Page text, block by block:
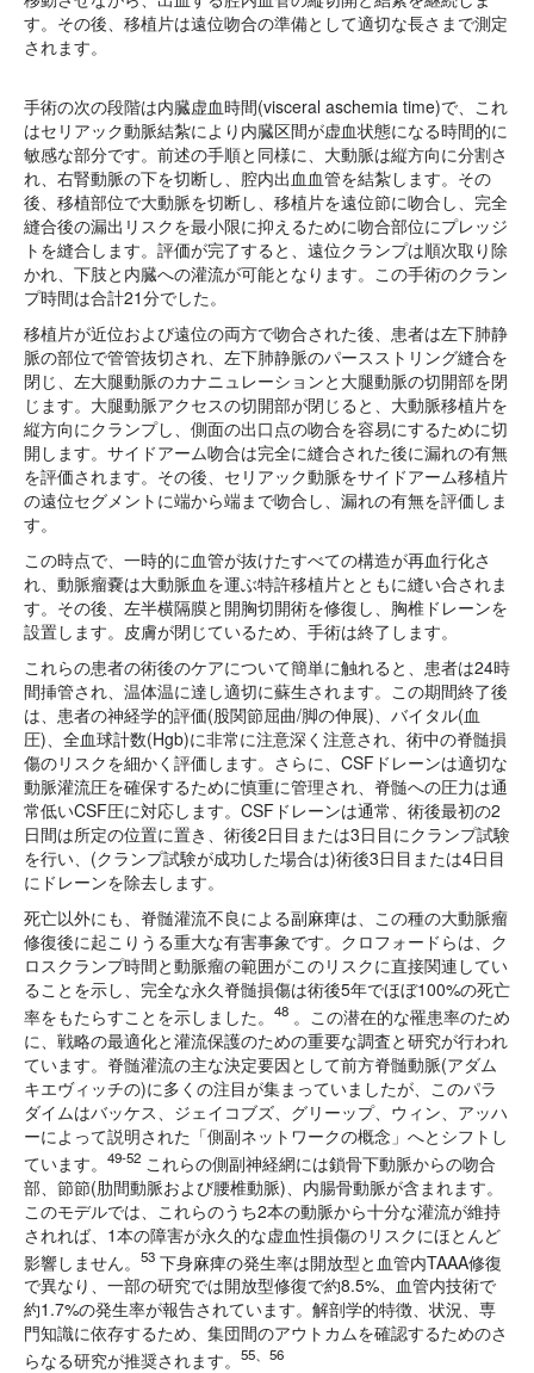
す。その後、移植片は遠位吻合の準備として適切な長さまで測定
されます。
手術の次の段階は内臓虚血時間(visceral aschemia time)で、これ
はセリアック動脈結紮により内臓区間が虚血状態になる時間的に
敏感な部分です。前述の手順と同様に、大動脈は縦方向に分割さ
れ、右腎動脈の下を切断し、腔内出血血管を結紮します。その
後、移植部位で大動脈を切断し、移植片を遠位節に吻合し、完全
縫合後の漏出リスクを最小限に抑えるために吻合部位にプレッジ
トを縫合します。評価が完了すると、遠位クランプは順次取り除
かれ、下肢と内臓への灌流が可能となります。この手術のクラン
プ時間は合計21分でした。
移植片が近位および遠位の両方で吻合された後、患者は左下肺静
脈の部位で管管抜切され、左下肺静脈のパースストリング縫合を
閉じ、左大腿動脈のカナニュレーションと大腿動脈の切開部を閉
じます。大腿動脈アクセスの切開部が閉じると、大動脈移植片を
縦方向にクランプし、側面の出口点の吻合を容易にするために切
開します。サイドアーム吻合は完全に縫合された後に漏れの有無
を評価されます。その後、セリアック動脈をサイドアーム移植片
の遠位セグメントに端から端まで吻合し、漏れの有無を評価しま
す。
この時点で、一時的に血管が抜けたすべての構造が再血行化さ
れ、動脈瘤嚢は大動脈血を運ぶ特許移植片とともに縫い合されま
す。その後、左半横隔膜と開胸切開術を修復し、胸椎ドレーンを
設置します。皮膚が閉じているため、手術は終了します。
これらの患者の術後のケアについて簡単に触れると、患者は24時
間挿管され、温体温に達し適切に蘇生されます。この期間終了後
は、患者の神経学的評価(股関節屈曲/脚の伸展)、バイタル(血
圧)、全血球計数(Hgb)に非常に注意深く注意され、術中の脊髄損
傷のリスクを細かく評価します。さらに、CSFドレーンは適切な
動脈灌流圧を確保するために慎重に管理され、脊髄への圧力は通
常低いCSF圧に対応します。CSFドレーンは通常、術後最初の2
日間は所定の位置に置き、術後2日目または3日目にクランプ試験
を行い、(クランプ試験が成功した場合は)術後3日目または4日目
にドレーンを除去します。
死亡以外にも、脊髄灌流不良による副麻痺は、この種の大動脈瘤
修復後に起こりうる重大な有害事象です。クロフォードらは、ク
ロスクランプ時間と動脈瘤の範囲がこのリスクに直接関連してい
ることを示し、完全な永久脊髄損傷は術後5年でほぼ100%の死亡
率をもたらすことを示しました。
48 。この潜在的な罹患率のため
に、戦略の最適化と灌流保護のための重要な調査と研究が行われ
ています。脊髄灌流の主な決定要因として前方脊髄動脈(アダム
キエヴィッチの)に多くの注目が集まっていましたが、このパラ
ダイムはバッケス、ジェイコブズ、グリーップ、ウィン、アッハ
ーによって説明された「側副ネットワークの概念」へとシフトし
ています。
49-52 これらの側副神経網には鎖骨下動脈からの吻合
部、節節(肋間動脈および腰椎動脈)、内腸骨動脈が含まれます。
このモデルでは、これらのうち2本の動脈から十分な灌流が維持
されれば、1本の障害が永久的な虚血性損傷のリスクにほとんど
影響しません。
53 下身麻痺の発生率は開放型と血管内TAAA修復
で異なり、一部の研究では開放型修復で約8.5%、血管内技術で
約1.7%の発生率が報告されています。解剖学的特徴、状況、専
門知識に依存するため、集団間のアウトカムを確認するためのさ
らなる研究が推奨されます。
55、56